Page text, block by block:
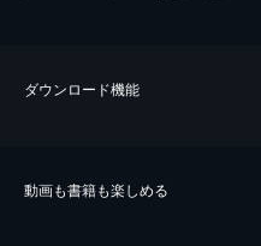
ダウンロード機能
動画も書籍も楽しめる